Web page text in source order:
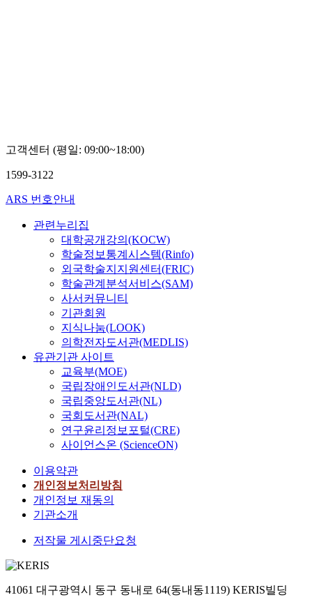
고객센터 (평일: 09:00~18:00)
1599-3122
ARS 번호안내
관련누리집
대학공개강의(KOCW)
학술정보통계시스템(Rinfo)
외국학술지지원센터(FRIC)
학술관계분석서비스(SAM)
사서커뮤니티
기관회원
지식나눔(LOOK)
의학전자도서관(MEDLIS)
유관기관 사이트
교육부(MOE)
국립장애인도서관(NLD)
국립중앙도서관(NL)
국회도서관(NAL)
연구윤리정보포털(CRE)
사이언스온 (ScienceON)
이용약관
개인정보처리방침
개인정보 재동의
기관소개
저작물 게시중단요청
41061 대구광역시 동구 동내로 64(동내동1119) KERIS빌딩